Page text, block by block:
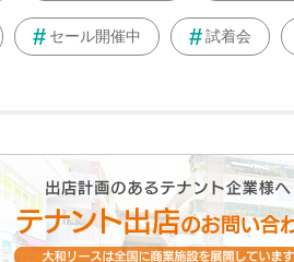
セール開催中 試着会